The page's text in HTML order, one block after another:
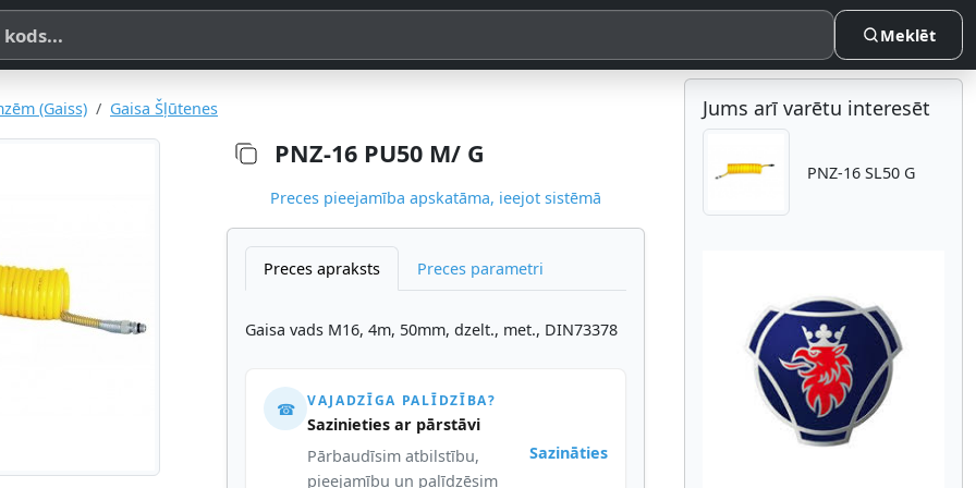
Meklēt
(Gaiss) Gaisa Šļūtenes
PNZ-16 PU50 M/ G
Preces pieejamība apskatāma, ieejot sistēmā
Preces apraksts Preces parametri
Gaisa vads M16, 4m, 50mm, dzelt., met., DIN73378
☎ VAJADZĪGA PALĪDZĪBA?
Sazinieties ar pārstāvi
Pārbaudīsim atbilstību,
pieejamību un palīdzēsim
Sazināties
Jums arī varētu interesēt
PNZ-16 SL50 G
Atpakaļ